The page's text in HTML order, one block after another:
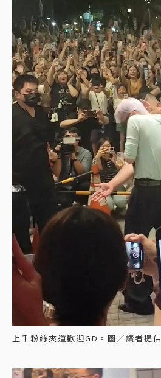
上千粉絲夾道歡迎GD。圖／讀者提供